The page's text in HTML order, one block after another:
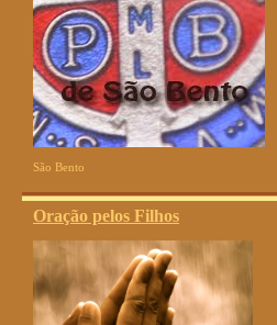
São Bento
Oração pelos Filhos